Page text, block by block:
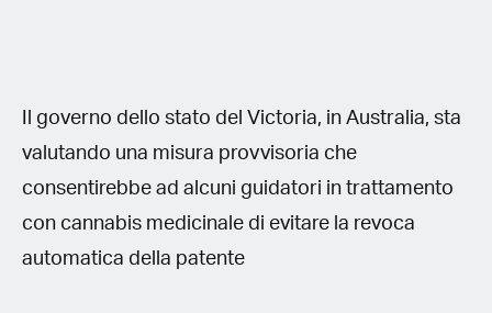
Il governo dello stato del Victoria, in Australia, sta
valutando una misura provvisoria che
consentirebbe ad alcuni guidatori in trattamento
con cannabis medicinale di evitare la revoca
automatica della patente